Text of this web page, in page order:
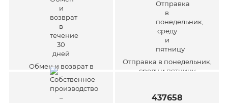
Обмен и возврат в
течение 30 дней
Отправка в понедельник,
среду и пятницу
437658